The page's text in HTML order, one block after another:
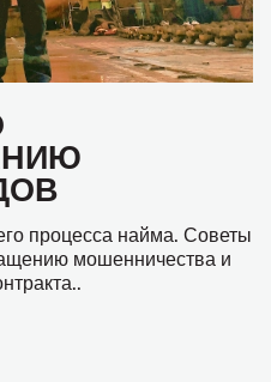
процесса найма. Советы
мошенничества и